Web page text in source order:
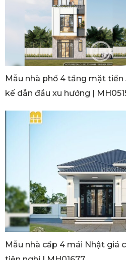
Mẫu nhà phố 4 tầng mặt
kế dẫn đầu xu hướng |
Mẫu nhà cấp 4 mái Nhật giá